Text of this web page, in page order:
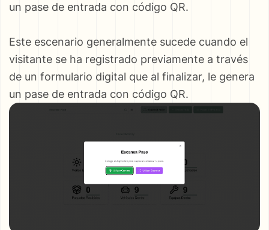
un pase de entrada con código QR.
Este escenario generalmente sucede cuando el
visitante se ha registrado previamente a través
de un formulario digital que al finalizar, le genera
un pase de entrada con código QR.